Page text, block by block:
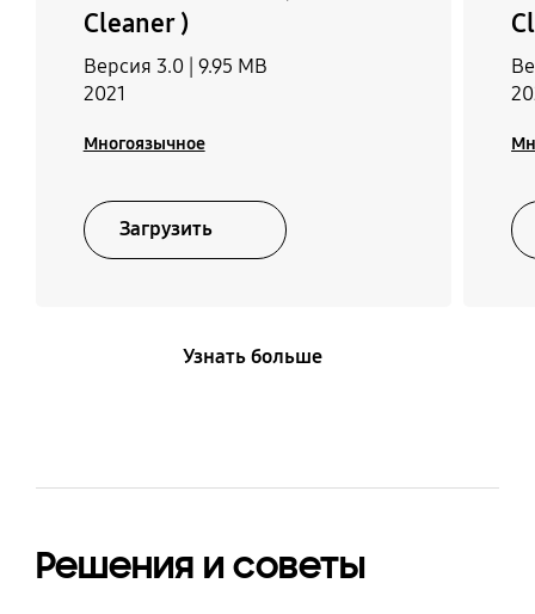
Cleaner )
Версия 3.0 | 9.95 MB
2021
Многоязычное
Загрузить
Узнать больше
Решения и советы